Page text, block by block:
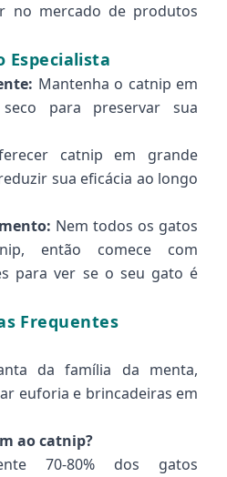
no mercado de produtos
Especialista
Mantenha o catnip em
para preservar sua
catnip em grande
sua eficácia ao longo
Nem todos os gatos
então comece com
para ver se o seu gato é
Frequentes
da família da menta,
euforia e brincadeiras em
ao catnip?
70-80% dos gatos